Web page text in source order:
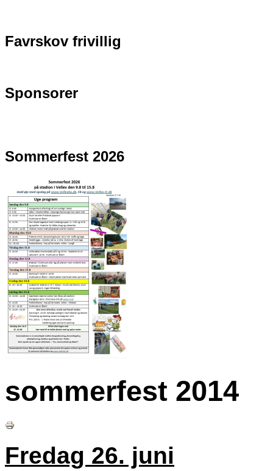
Favrskov frivillig
Sponsorer
Sommerfest 2026
sommerfest 2014
Fredag 26. juni